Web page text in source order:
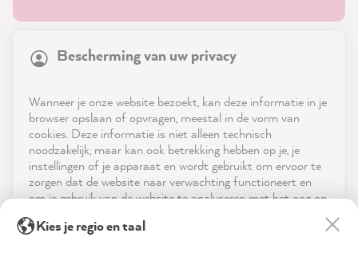
Service
Neem contact op met
Bescherming van uw privacy
Wanneer je onze website bezoekt, kan deze informatie in je
browser opslaan of opvragen, meestal in de vorm van
cookies. Deze informatie is niet alleen technisch
noodzakelijk, maar kan ook betrekking hebben op je, je
instellingen of je apparaat en wordt gebruikt om ervoor te
zorgen dat de website naar verwachting functioneert en
om je gebruik van de website te analyseren met het oog op
advertenties aan te bieden via de diensten die in de
21,847Reviews
reviews-io
Verified Customer
Kies je regio en taal